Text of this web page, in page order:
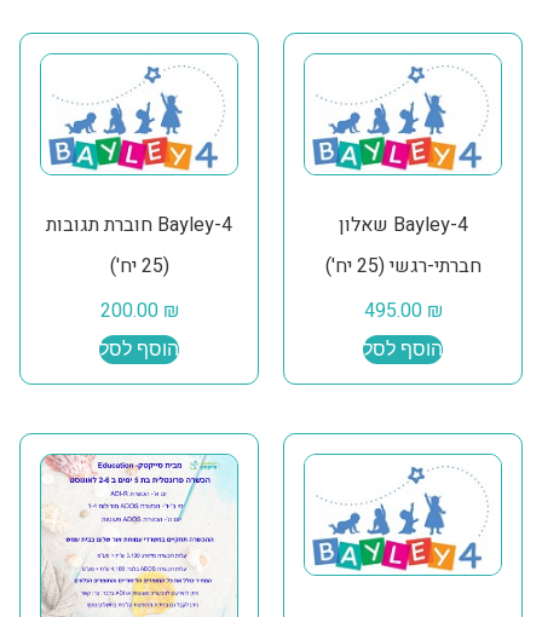
Bayley-4 שאלון
חברתי-רגשי (25 יח')
495.00 ₪
הוסף לסל
Bayley-4 חוברת תגובות
(25 יח')
200.00 ₪
הוסף לסל